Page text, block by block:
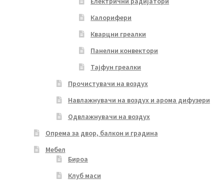
Калорифери
Кварцни греалки
Панелни конвектори
Тајфун греалки
Прочистувачи на воздух
Навлажнувачи на воздух и арома дифузери
Одвлажнувачи на воздух
Опрема за двор, балкон и градина
Мебел
Бироа
Клуб маси